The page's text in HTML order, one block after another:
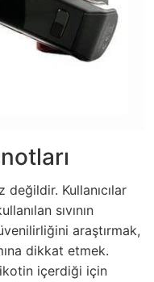
Kullanıcılar
sıvının
araştırmak,
dikkat etmek.
içerdiği için